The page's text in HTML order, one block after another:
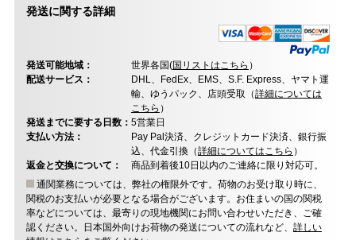
発送に関する詳細
発送可能地域： 世界各国(国リストはこちら ）
配送サービス：
DHL、FedEx、EMS、S.F. Express、ヤマト運
輸、ゆうパック、店頭受取（詳細については
こちら ）
発送までに要する日数： 5営業日
支払い方法：
Pay Pal決済、クレジットカード決済、銀行振
込、代金引換（詳細についてはこちら ）
返金と交換について：
商品到着後10日以内のご連絡に限り対応可。
通関業務については、弊社の権限外です。荷物のお受け取り時に、
関税のお支払いが必要となる場合がございます。お住まいの国の関税
率などについては、最寄りの現地機関にお問い合わせいただき、ご確
認ください。日本国外向けお荷物の発送についての流れなど、 詳しい